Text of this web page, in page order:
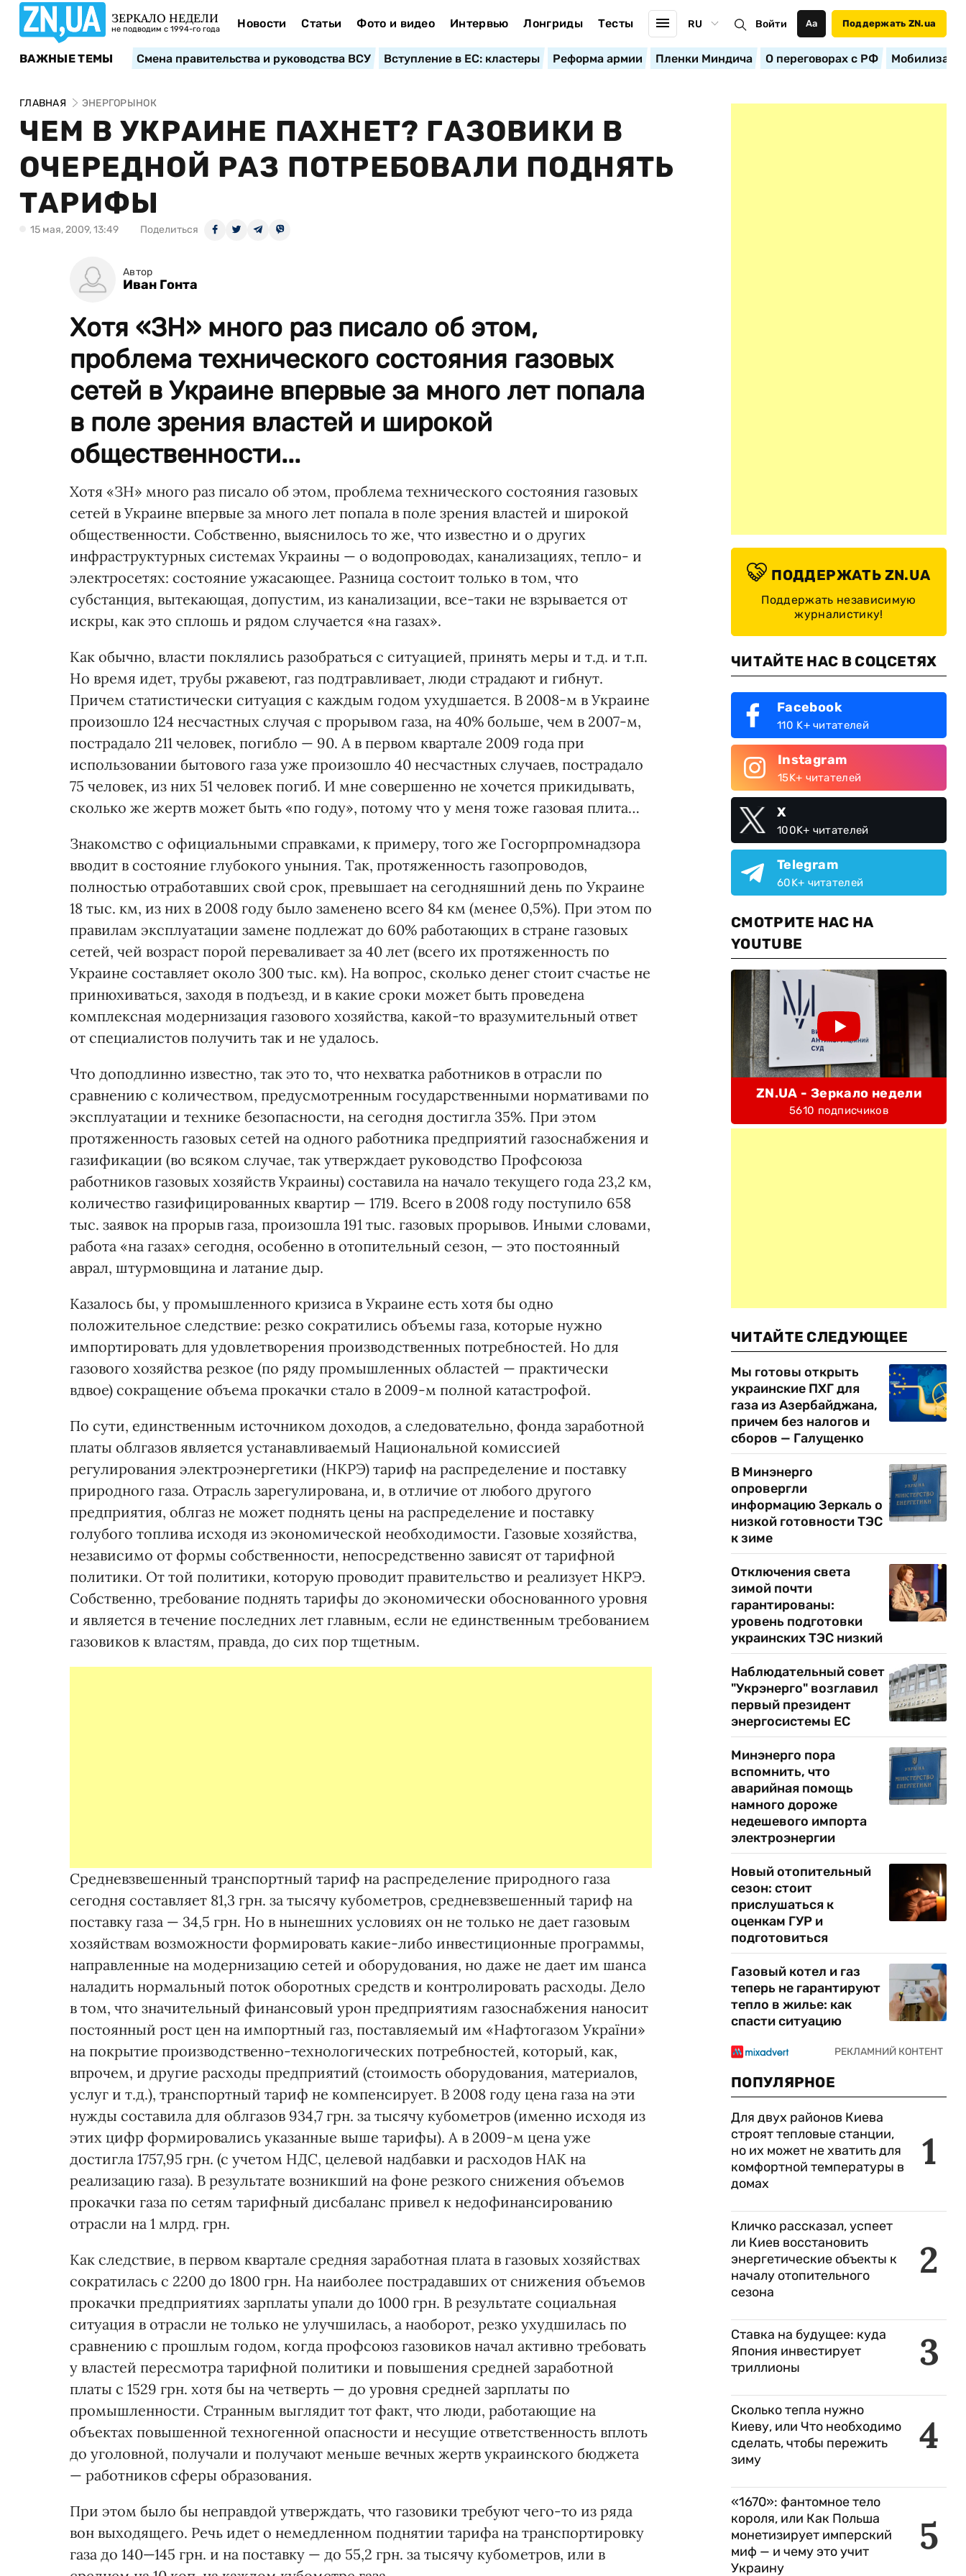
ЗЕРКАЛО НЕДЕЛИ
не подводим с 1994-го года Новости Статьи Фото и видео Интервью Лонгриды Тесты RU Войти Аа Поддержать ZN.ua
ВАЖНЫЕ ТЕМЫ Смена правительства и руководства ВСУ Вступление в ЕС: кластеры Реформа армии Пленки Миндича О переговорах с РФ
ГЛАВНАЯ ЭНЕРГОРЫНОК
ЧЕМ В УКРАИНЕ ПАХНЕТ? ГАЗОВИКИ В
ОЧЕРЕДНОЙ РАЗ ПОТРЕБОВАЛИ ПОДНЯТЬ
ТАРИФЫ
15 мая, 2009, 13:49 Поделиться
Автор
Иван Гонта
Хотя «ЗН» много раз писало об этом,
проблема технического состояния газовых
сетей в Украине впервые за много лет попала
в поле зрения властей и широкой
общественности...
Хотя «ЗН» много раз писало об этом, проблема технического состояния газовых
сетей в Украине впервые за много лет попала в поле зрения властей и широкой
общественности. Собственно, выяснилось то же, что известно и о других
инфраструктурных системах Украины — о водопроводах, канализациях, тепло- и
электросетях: состояние ужасающее. Разница состоит только в том, что
субстанция, вытекающая, допустим, из канализации, все-таки не взрывается от
искры, как это сплошь и рядом случается «на газах».
Как обычно, власти поклялись разобраться с ситуацией, принять меры и т.д. и т.п.
Но время идет, трубы ржавеют, газ подтравливает, люди страдают и гибнут.
Причем статистически ситуация с каждым годом ухудшается. В 2008-м в Украине
произошло 124 несчастных случая с прорывом газа, на 40% больше, чем в 2007-м,
пострадало 211 человек, погибло — 90. А в первом квартале 2009 года при
использовании бытового газа уже произошло 40 несчастных случаев, пострадало
75 человек, из них 51 человек погиб. И мне совершенно не хочется прикидывать,
сколько же жертв может быть «по году», потому что у меня тоже газовая плита…
Знакомство с официальными справками, к примеру, того же Госгорпромнадзора
вводит в состояние глубокого уныния. Так, протяженность газопроводов,
полностью отработавших свой срок, превышает на сегодняшний день по Украине
18 тыс. км, из них в 2008 году было заменено всего 84 км (менее 0,5%). При этом по
правилам эксплуатации замене подлежат до 60% работающих в стране газовых
сетей, чей возраст порой переваливает за 40 лет (всего их протяженность по
Украине составляет около 300 тыс. км). На вопрос, сколько денег стоит счастье не
принюхиваться, заходя в подъезд, и в какие сроки может быть проведена
комплексная модернизация газового хозяйства, какой-то вразумительный ответ
от специалистов получить так и не удалось.
Что доподлинно известно, так это то, что нехватка работников в отрасли по
сравнению с количеством, предусмотренным государственными нормативами по
эксплуатации и технике безопасности, на сегодня достигла 35%. При этом
протяженность газовых сетей на одного работника предприятий газоснабжения и
газификации (во всяком случае, так утверждает руководство Профсоюза
работников газовых хозяйств Украины) составила на начало текущего года 23,2 км,
количество газифицированных квартир — 1719. Всего в 2008 году поступило 658
тыс. заявок на прорыв газа, произошла 191 тыс. газовых прорывов. Иными словами,
работа «на газах» сегодня, особенно в отопительный сезон, — это постоянный
аврал, штурмовщина и латание дыр.
Казалось бы, у промышленного кризиса в Украине есть хотя бы одно
положительное следствие: резко сократились объемы газа, которые нужно
импортировать для удовлетворения производственных потребностей. Но для
газового хозяйства резкое (по ряду промышленных областей — практически
вдвое) сокращение объема прокачки стало в 2009-м полной катастрофой.
По сути, единственным источником доходов, а следовательно, фонда заработной
платы облгазов является устанавливаемый Национальной комиссией
регулирования электроэнергетики (НКРЭ) тариф на распределение и поставку
природного газа. Отрасль зарегулирована, и, в отличие от любого другого
предприятия, облгаз не может поднять цены на распределение и поставку
голубого топлива исходя из экономической необходимости. Газовые хозяйства,
независимо от формы собственности, непосредственно зависят от тарифной
политики. От той политики, которую проводит правительство и реализует НКРЭ.
Собственно, требование поднять тарифы до экономически обоснованного уровня
и является в течение последних лет главным, если не единственным требованием
газовиков к властям, правда, до сих пор тщетным.
Средневзвешенный транспортный тариф на распределение природного газа
сегодня составляет 81,3 грн. за тысячу кубометров, средневзвешенный тариф на
поставку газа — 34,5 грн. Но в нынешних условиях он не только не дает газовым
хозяйствам возможности формировать какие-либо инвестиционные программы,
направленные на модернизацию сетей и оборудования, но даже не дает им шанса
наладить нормальный поток оборотных средств и контролировать расходы. Дело
в том, что значительный финансовый урон предприятиям газоснабжения наносит
постоянный рост цен на импортный газ, поставляемый им «Нафтогазом України»
на покрытие производственно-технологических потребностей, который, как,
впрочем, и другие расходы предприятий (стоимость оборудования, материалов,
услуг и т.д.), транспортный тариф не компенсирует. В 2008 году цена газа на эти
нужды составила для облгазов 934,7 грн. за тысячу кубометров (именно исходя из
этих цифр формировались указанные выше тарифы). А в 2009-м цена уже
достигла 1757,95 грн. (с учетом НДС, целевой надбавки и расходов НАК на
реализацию газа). В результате возникший на фоне резкого снижения объемов
прокачки газа по сетям тарифный дисбаланс привел к недофинансированию
отрасли на 1 млрд. грн.
Как следствие, в первом квартале средняя заработная плата в газовых хозяйствах
сократилась с 2200 до 1800 грн. На наиболее пострадавших от снижения объемов
прокачки предприятиях зарплаты упали до 1000 грн. В результате социальная
ситуация в отрасли не только не улучшилась, а наоборот, резко ухудшилась по
сравнению с прошлым годом, когда профсоюз газовиков начал активно требовать
у властей пересмотра тарифной политики и повышения средней заработной
платы с 1529 грн. хотя бы на четверть — до уровня средней зарплаты по
промышленности. Странным выглядит тот факт, что люди, работающие на
объектах повышенной техногенной опасности и несущие ответственность вплоть
до уголовной, получали и получают меньше вечных жертв украинского бюджета
— работников сферы образования.
При этом было бы неправдой утверждать, что газовики требуют чего-то из ряда
вон выходящего. Речь идет о немедленном поднятии тарифа на транспортировку
газа до 140—145 грн. и на поставку — до 55,2 грн. за тысячу кубометров, или в
ПОДДЕРЖАТЬ ZN.UA
Поддержать независимую
журналистику!
ЧИТАЙТЕ НАС В СОЦСЕТЯХ
Facebook
110 K+ читателей
Instagram
15K+ читателей
X
100K+ читателей
Telegram
60K+ читателей
СМОТРИТЕ НАС НА
YOUTUBE
ZN.UA - Зеркало недели
5610 подписчиков
ЧИТАЙТЕ СЛЕДУЮЩЕЕ
Мы готовы открыть
украинские ПХГ для
газа из Азербайджана,
причем без налогов и
сборов — Галущенко
В Минэнерго
опровергли
информацию Зеркаль о
низкой готовности ТЭС
к зиме
Отключения света
зимой почти
гарантированы:
уровень подготовки
украинских ТЭС низкий
Наблюдательный совет
"Укрэнерго" возглавил
первый президент
энергосистемы ЕС
Минэнерго пора
вспомнить, что
аварийная помощь
намного дороже
недешевого импорта
электроэнергии
Новый отопительный
сезон: стоит
прислушаться к
оценкам ГУР и
подготовиться
Газовый котел и газ
теперь не гарантируют
тепло в жилье: как
спасти ситуацию
ПОПУЛЯРНОЕ
1
Для двух районов Киева
строят тепловые станции,
но их может не хватить для
комфортной температуры в
домах
2
Кличко рассказал, успеет
ли Киев восстановить
энергетические объекты к
началу отопительного
сезона
3
Ставка на будущее: куда
Япония инвестирует
триллионы
4
Сколько тепла нужно
Киеву, или Что необходимо
сделать, чтобы пережить
зиму
5
«1670»: фантомное тело
короля, или Как Польша
монетизирует имперский
миф — и чему это учит
Украину